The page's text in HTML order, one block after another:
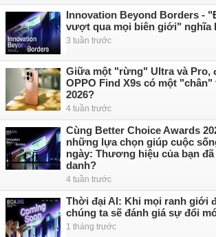
Innovation Beyond Borders -
vượt qua mọi biên giới" nghĩa
3 tuần trước
Giữa một "rừng" Ultra và Pro,
OPPO Find X9s có một
2026?
4 tuần trước
Cùng Better Choice Awards
những lựa chọn giúp cuộc
ngày: Thương hiệu của bạn
danh?
4 tuần trước
Thời đại AI: Khi mọi ranh giới
chúng ta sẽ đánh giá sự đổi
1 tháng trước